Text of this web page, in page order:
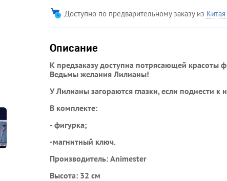
Доступно по предварительному заказу из Китая
Описание
К предзаказу доступна потрясающей красоты
Ведьмы желания Лилианы!
У Лилианы загораются глазки, если поднести
В комплекте:
- фигурка;
-магнитный ключ.
Производитель: Animester
Высота: 32 см